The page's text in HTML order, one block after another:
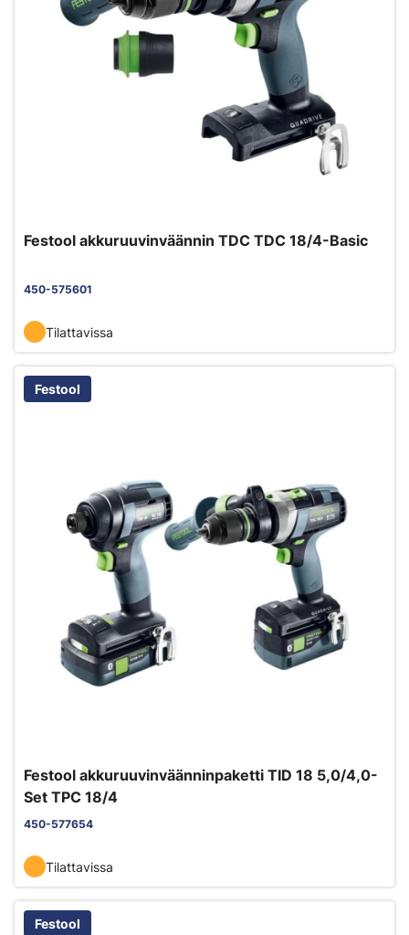
Festool akkuruuvinväännin TDC TDC 18/4-Basic
450-575601
Tilattavissa
Festool
Festool akkuruuvinväänninpaketti TID 18 5,0/4,0-
Set TPC 18/4
450-577654
Tilattavissa
Festool